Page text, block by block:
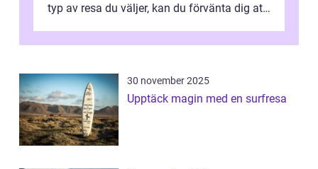
typ av resa du väljer, kan du förvänta dig att
30 november 2025
Upptäck magin med en surfresa